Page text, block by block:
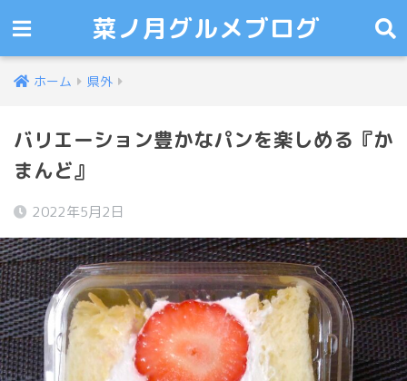
菜ノ月グルメブログ
ホーム 県外
バリエーション豊かなパンを楽しめる『か
まんど』
2022年5月2日